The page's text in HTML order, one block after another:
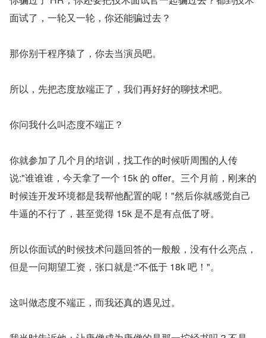
面试了，一轮又一轮，你还能骗过去？
那你别干程序猿了，你去当演员吧。
所以，先把态度放端正了，我们再好好的聊技术吧。
你问我什么叫态度不端正？
你就参加了几个月的培训，找工作的时候听周围的人传
说:"谁谁谁，今天拿了一个 15k 的 offer。三个月前，刚来的
时候连开发环境都是我帮他配置的呢！"然后你就感觉自己
牛逼的不行了，甚至觉得 15k 是不是有点低了呀。
所以你面试的时候技术问题回答的一般般，没有什么亮点，
但是一问期望工资，张口就是:"不低于 18k 吧！"。
这叫做态度不端正，而我还真的遇见过。